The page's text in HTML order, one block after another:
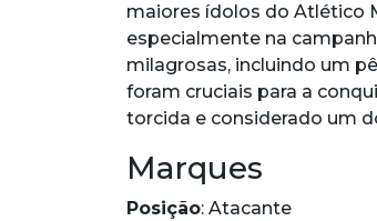
maiores ídolos do Atlético
especialmente na
milagrosas, incluindo um
foram cruciais para a
torcida e considerado um
Marques
Posição: Atacante